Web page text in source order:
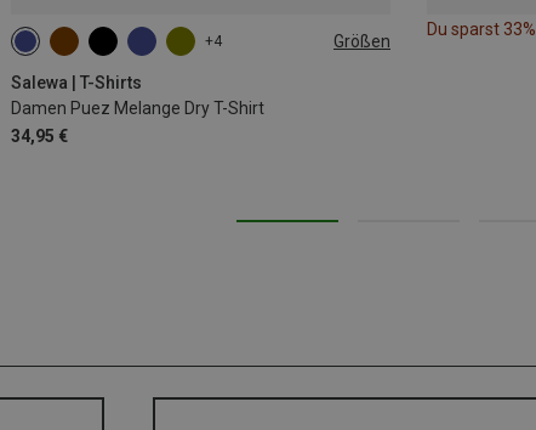
+4 Größen
Salewa | T-Shirts
Damen Puez Melange Dry T-Shirt
34,95 €
XS S M XL
Du sparst 33%